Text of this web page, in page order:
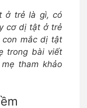
ở trẻ là gì, có
cơ dị tật ở trẻ
mắc dị tật
trong bài viết
tham khảo